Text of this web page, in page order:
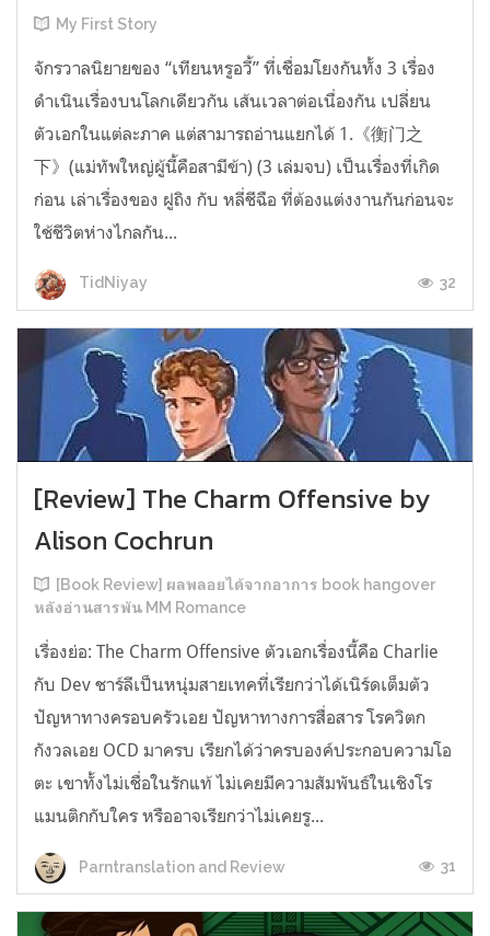
My First Story
จักรวาลนิยายของ “เทียนหรูอวี้” ที่เชื่อมโยงกันทั้ง 3 เรื่อง
ดำเนินเรื่องบนโลกเดียวกัน เส้นเวลาต่อเนื่องกัน เปลี่ยน
ตัวเอกในแต่ละภาค แต่สามารถอ่านแยกได้ 1.《衡门之
下》(แม่ทัพใหญ่ผู้นี้คือสามีข้า) (3 เล่มจบ) เป็นเรื่องที่เกิด
ก่อน เล่าเรื่องของ ฝูถิง กับ หลี่ชีฉือ ที่ต้องแต่งงานกันก่อนจะ
ใช้ชีวิตห่างไกลกัน...
TidNiyay 32
[Review] The Charm Offensive by
Alison Cochrun
[Book Review] ผลพลอยได้จากอาการ book hangover
หลังอ่านสารพัน MM Romance
เรื่องย่อ: The Charm Offensive ตัวเอกเรื่องนี้คือ Charlie
กับ Dev ชาร์ลีเป็นหนุ่มสายเทคที่เรียกว่าได้เนิร์ดเต็มตัว
ปัญหาทางครอบครัวเอย ปัญหาทางการสื่อสาร โรควิตก
กังวลเอย OCD มาครบ เรียกได้ว่าครบองค์ประกอบความโอ
ตะ เขาทั้งไม่เชื่อในรักแท้ ไม่เคยมีความสัมพันธ์ในเชิงโร
แมนติกกับใคร หรืออาจเรียกว่าไม่เคยรู...
Parntranslation and Review 31